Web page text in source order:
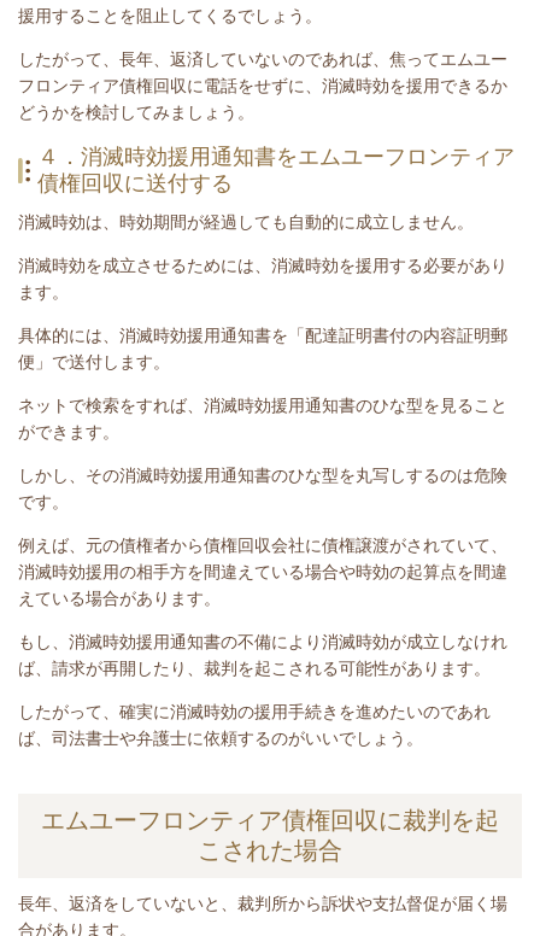
援用することを阻止してくるでしょう。
したがって、長年、返済していないのであれば、焦ってエムユー
フロンティア債権回収に電話をせずに、消滅時効を援用できるか
どうかを検討してみましょう。
４．消滅時効援用通知書をエムユーフロンティア
債権回収に送付する
消滅時効は、時効期間が経過しても自動的に成立しません。
消滅時効を成立させるためには、消滅時効を援用する必要があり
ます。
具体的には、消滅時効援用通知書を「配達証明書付の内容証明郵
便」で送付します。
ネットで検索をすれば、消滅時効援用通知書のひな型を見ること
ができます。
しかし、その消滅時効援用通知書のひな型を丸写しするのは危険
です。
例えば、元の債権者から債権回収会社に債権譲渡がされていて、
消滅時効援用の相手方を間違えている場合や時効の起算点を間違
えている場合があります。
もし、消滅時効援用通知書の不備により消滅時効が成立しなけれ
ば、請求が再開したり、裁判を起こされる可能性があります。
したがって、確実に消滅時効の援用手続きを進めたいのであれ
ば、司法書士や弁護士に依頼するのがいいでしょう。
エムユーフロンティア債権回収に裁判を起
こされた場合
長年、 返済をしていないと
、裁判所から訴状や支払督促が届く場
合があります。